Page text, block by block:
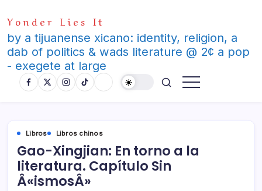
to
content
Yonder Lies It
by a tijuanense xicano: identity, religion, a
dab of politics & wads literature @ 2¢ a pop
- exegete at large
Libros Libros chinos
Gao-Xingjian: En torno a la
literatura. Capí­tulo Sin
Â«ismosÂ»